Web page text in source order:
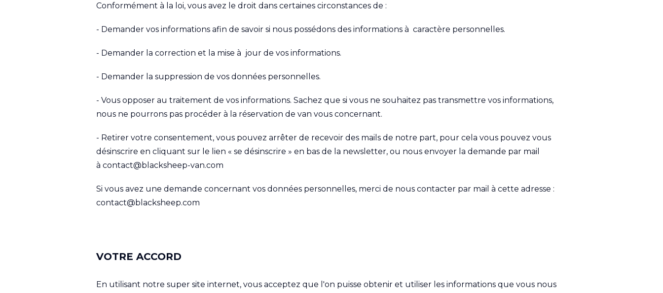
Conformément à la loi, vous avez le droit dans certaines circonstances de :
- Demander vos informations afin de savoir si nous possédons des informations à caractère personnelles.
- Demander la correction et la mise à jour de vos informations.
- Demander la suppression de vos données personnelles.
- Vous opposer au traitement de vos informations. Sachez que si vous ne souhaitez pas transmettre vos informations,
nous ne pourrons pas procéder à la réservation de van vous concernant.
- Retirer votre consentement, vous pouvez arrêter de recevoir des mails de notre part, pour cela vous pouvez vous
désinscrire en cliquant sur le lien « se désinscrire » en bas de la newsletter, ou nous envoyer la demande par mail
à contact@blacksheep-van.com
Si vous avez une demande concernant vos données personnelles, merci de nous contacter par mail à cette adresse :
contact@blacksheep.com
VOTRE ACCORD
En utilisant notre super site internet, vous acceptez que l'on puisse obtenir et utiliser les informations que vous nous